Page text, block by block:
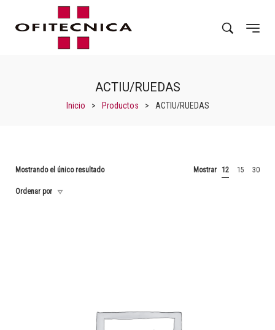
ACTIU/RUEDAS
Inicio > Productos > ACTIU/RUEDAS
Mostrando el único resultado Mostrar 12 15 30
Ordenar por